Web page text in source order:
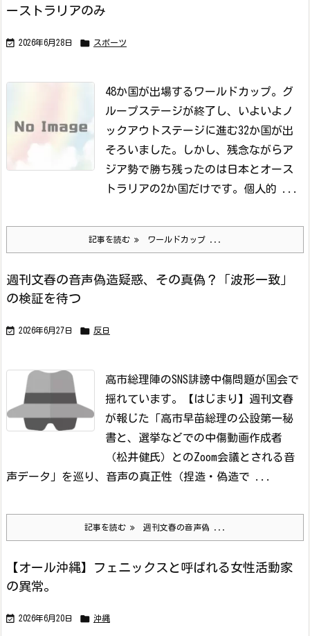
ーストラリアのみ
 2026年6月28日  スポーツ
48か国が出場するワールドカップ。
グ
ループステージが終了し、いよいよノ
ックアウトステージに進む32か国が出
そろいました。
しかし、残念ながらア
ジア勢で勝ち残ったのは日本とオース
トラリアの2か国だけです。 個人的 ...
記事を読む ワールドカップ ...
週刊文春の音声偽造疑惑、その真偽？「波形一致」
の検証を待つ
 2026年6月27日  反日
高市総理陣のSNS誹謗中傷問題が国会で
揺れています。
【はじまり】週刊文春
が報じた「高市早苗総理の公設第一秘
書と、選挙などでの中傷動画作成者
（松井健氏）とのZoom会議とされる音
声データ」を巡り、音声の真正性（捏造・偽造で ...
記事を読む 週刊文春の音声偽 ...
【オール沖縄】フェニックスと呼ばれる女性活動家
の異常。
 2026年6月20日  沖縄